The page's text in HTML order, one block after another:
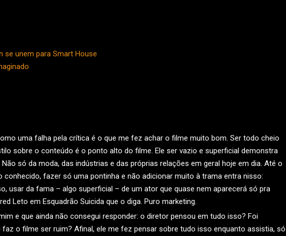
se unem para Smart House
uma falha pela crítica é o que me fez achar o filme muito bom. Ser todo cheio
sobre o conteúdo é o ponto alto do filme. Ele ser vazio e superficial demonstra
só da moda, das indústrias e das próprias relações em geral hoje em dia. Até o
conhecido, fazer só uma pontinha e não adicionar muito à trama entra nisso:
usar da fama – algo superficial – de um ator que quase nem aparecerá só pra
Leto em Esquadrão Suicida que o diga. Puro marketing.
e que ainda não consegui responder: o diretor pensou em tudo isso? Foi
o filme ser ruim? Afinal, ele me fez pensar sobre tudo isso enquanto assistia, só